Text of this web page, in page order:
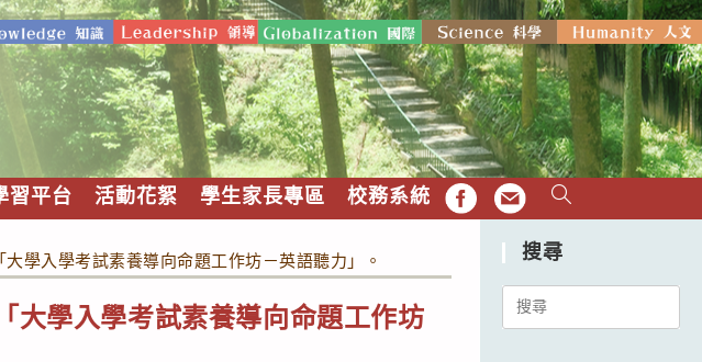
習平台 活動花絮 學生家長專區 校務系統 FB EMAIL
學入學考試素養導向命題工作坊－英語聽力」。
大學入學考試素養導向命題工作坊
搜尋
Search